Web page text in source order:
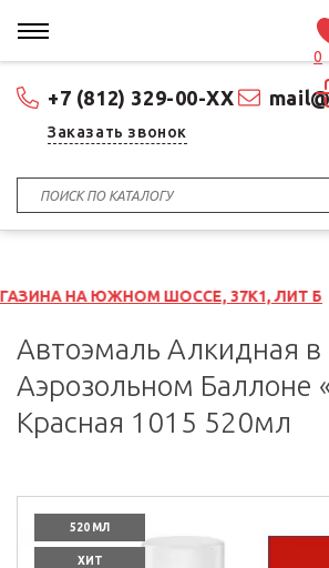
+7 (812) 329-00-XX
Заказать звонок
0
ШОССЕ, 37К1, ЛИТ Б
Автоэмаль Алкидная в
Аэрозольном Баллоне
Красная 1015 520мл
520 МЛ
ХИТ